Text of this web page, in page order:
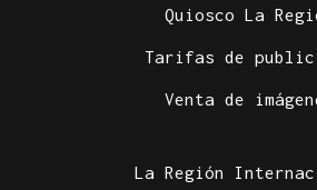
Quiosco La
Tarifas de
Venta de
La Región